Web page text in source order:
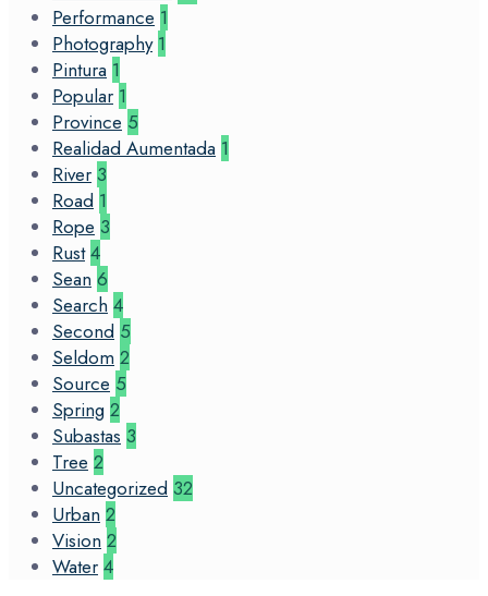
Performance 1
Photography 1
Pintura 1
Popular 1
Province 5
Realidad Aumentada 1
River 3
Road 1
Rope 3
Rust 4
Sean 6
Search 4
Second 5
Seldom 2
Source 5
Spring 2
Subastas 3
Tree 2
Uncategorized 32
Urban 2
Vision 2
Water 4